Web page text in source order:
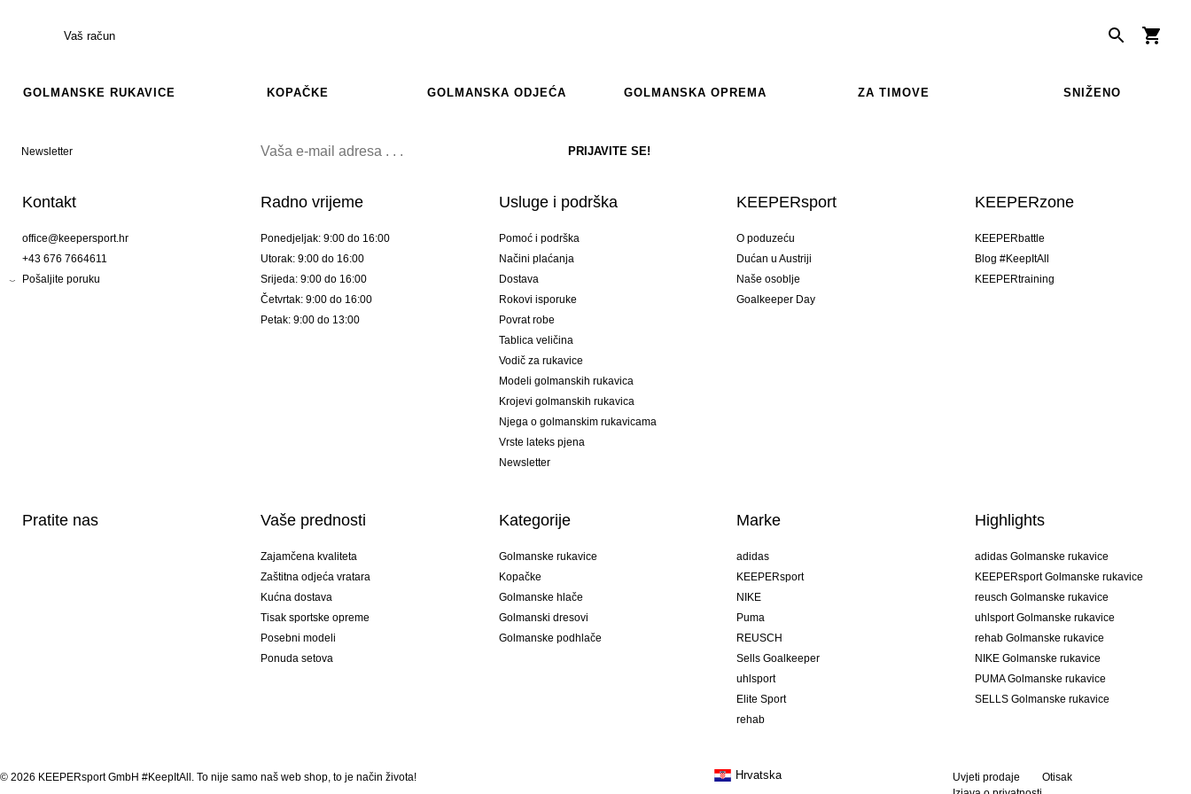
Vaš račun
GOLMANSKE RUKAVICE KOPAČKE GOLMANSKA ODJEĆA GOLMANSKA OPREMA ZA TIMOVE SNIŽENO
Newsletter
Kontakt
office@keepersport.hr
+43 676 7664611
Pošaljite poruku
Radno vrijeme
Ponedjeljak: 9:00 do 16:00
Utorak: 9:00 do 16:00
Srijeda: 9:00 do 16:00
Četvrtak: 9:00 do 16:00
Petak: 9:00 do 13:00
Usluge i podrška
Pomoć i podrška
Načini plaćanja
Dostava
Rokovi isporuke
Povrat robe
Tablica veličina
Vodič za rukavice
Modeli golmanskih rukavica
Krojevi golmanskih rukavica
Njega o golmanskim rukavicama
Vrste lateks pjena
Newsletter
KEEPERsport
O poduzeću
Dućan u Austriji
Naše osoblje
Goalkeeper Day
KEEPERzone
KEEPERbattle
Blog #KeepItAll
KEEPERtraining
Pratite nas Vaše prednosti
Zajamčena kvaliteta
Zaštitna odjeća vratara
Kućna dostava
Tisak sportske opreme
Posebni modeli
Ponuda setova
Kategorije
Golmanske rukavice
Kopačke
Golmanske hlače
Golmanski dresovi
Golmanske podhlače
Marke
adidas
KEEPERsport
NIKE
Puma
REUSCH
Sells Goalkeeper
uhlsport
Elite Sport
rehab
Highlights
adidas Golmanske rukavice
KEEPERsport Golmanske rukavice
reusch Golmanske rukavice
uhlsport Golmanske rukavice
rehab Golmanske rukavice
NIKE Golmanske rukavice
PUMA Golmanske rukavice
SELLS Golmanske rukavice
© 2026 KEEPERsport GmbH #KeepItAll. To nije samo naš web shop, to je način života! Uvjeti prodaje
Otisak
Hrvatska